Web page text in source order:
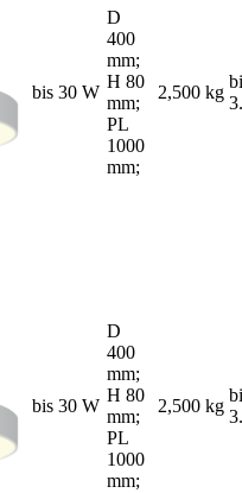
bis 30 W
D
400
mm;
H 80
mm;
PL
1000
mm;
2,500 kg
bis 30 W
D
400
mm;
H 80
mm;
PL
1000
mm;
2,500 kg